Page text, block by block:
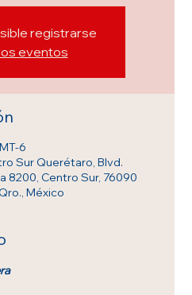
registrarse
eventos
6
Sur Querétaro, Blvd.
8200, Centro Sur, 76090
México